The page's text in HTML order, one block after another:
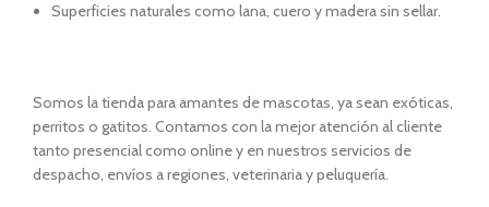
Superficies naturales como lana, cuero y madera sin sellar.
Somos la tienda para amantes de mascotas, ya sean exóticas,
perritos o gatitos. Contamos con la mejor atención al cliente
tanto presencial como online y en nuestros servicios de
despacho, envíos a regiones, veterinaria y peluquería.